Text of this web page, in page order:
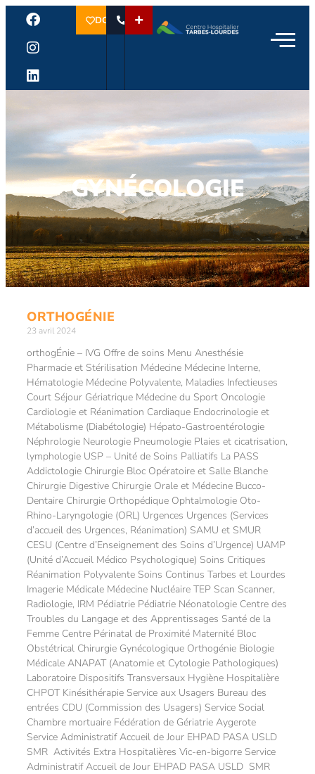
DON
GYNÉCOLOGIE
ORTHOGÉNIE
23 avril 2024
orthogÉnie – IVG Offre de soins Menu Anesthésie
Pharmacie et Stérilisation Médecine Médecine Interne,
Hématologie Médecine Polyvalente, Maladies Infectieuses
Court Séjour Gériatrique Médecine du Sport Oncologie
Cardiologie et Réanimation Cardiaque Endocrinologie et
Métabolisme (Diabétologie) Hépato-Gastroentérologie
Néphrologie Neurologie Pneumologie Plaies et cicatrisation,
lymphologie USP – Unité de Soins Palliatifs La PASS
Addictologie Chirurgie Bloc Opératoire et Salle Blanche
Chirurgie Digestive Chirurgie Orale et Médecine Bucco-
Dentaire Chirurgie Orthopédique Ophtalmologie Oto-
Rhino-Laryngologie (ORL) Urgences Urgences (Services
d’accueil des Urgences, Réanimation) SAMU et SMUR
CESU (Centre d’Enseignement des Soins d’Urgence) UAMP
(Unité d’Accueil Médico Psychologique) Soins Critiques
Réanimation Polyvalente Soins Continus Tarbes et Lourdes
Imagerie Médicale Médecine Nucléaire TEP Scan Scanner,
Radiologie, IRM Pédiatrie Pédiatrie Néonatologie Centre des
Troubles du Langage et des Apprentissages Santé de la
Femme Centre Périnatal de Proximité Maternité Bloc
Obstétrical Chirurgie Gynécologique Orthogénie Biologie
Médicale ANAPAT (Anatomie et Cytologie Pathologiques)
Laboratoire Dispositifs Transversaux Hygiène Hospitalière
CHPOT Kinésithérapie Service aux Usagers Bureau des
entrées CDU (Commission des Usagers) Service Social
Chambre mortuaire Fédération de Gériatrie Aygerote
Service Administratif Accueil de Jour EHPAD PASA USLD
SMR Activités Extra Hospitalières Vic-en-bigorre Service
Administratif Accueil de Jour EHPAD PASA USLD SMR